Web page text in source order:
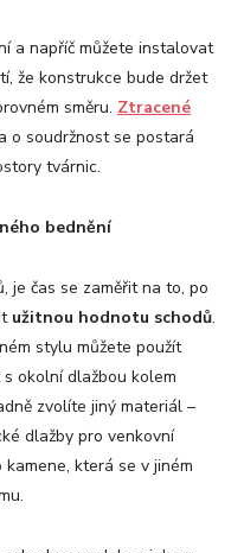
a napříč můžete instalovat
že konstrukce bude držet
směru. Ztracené
o soudržnost se postará
tvárnic.
ého bednění
je čas se zaměřit na to, po
užitnou hodnotu schodů.
stylu můžete použít
okolní dlažbou kolem
zvolíte jiný materiál –
dlažby pro venkovní
která se v jiném